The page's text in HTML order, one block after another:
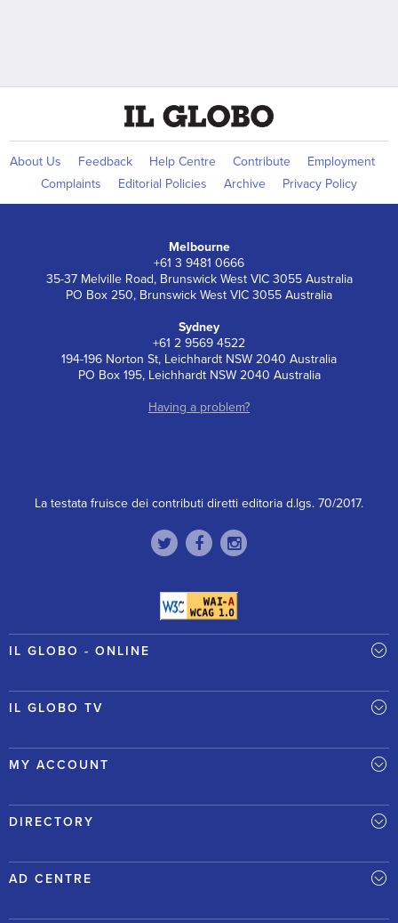
About Us Feedback Help Centre Contribute
Employment
Complaints
Editorial Policies Archive Privacy Policy
Melbourne
+61 3 9481 0666
35-37 Melville Road, Brunswick West VIC 3055 Australia
PO Box 250, Brunswick West VIC 3055 Australia
Sydney
+61 2 9569 4522
194-196 Norton St, Leichhardt NSW 2040 Australia
PO Box 195, Leichhardt NSW 2040 Australia
Having a problem?
La testata fruisce dei contributi diretti editoria d.lgs. 70/2017.
IL GLOBO - ONLINE
IL GLOBO TV
MY ACCOUNT
DIRECTORY
AD CENTRE